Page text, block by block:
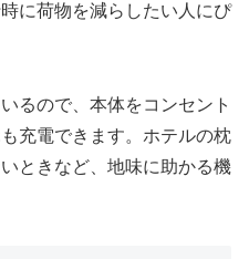
に荷物を減らしたい人にぴ
るので、本体をコンセント
充電できます。ホテルの枕
ときなど、地味に助かる機